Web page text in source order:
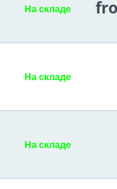
На складе
На складе
На складе